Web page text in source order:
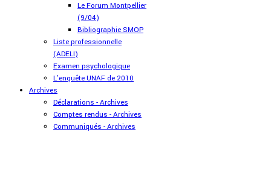
Le Forum Montpellier
(9/04)
Bibliographie SMOP
Liste professionnelle
(ADELI)
Examen psychologique
L'enquête UNAF de 2010
Archives
Déclarations - Archives
Comptes rendus - Archives
Communiqués - Archives